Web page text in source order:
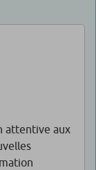
attentive aux